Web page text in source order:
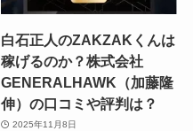
白石正人のZAKZAKくんは
稼げるのか？株式会社
GENERALHAWK（加藤隆
伸）の口コミや評判は？
2025年11月8日